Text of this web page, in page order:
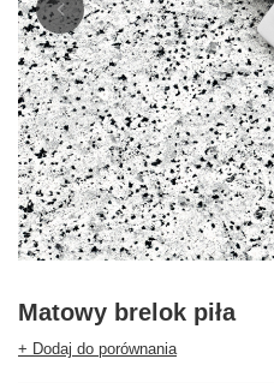
Matowy brelok piła
+ Dodaj do porównania